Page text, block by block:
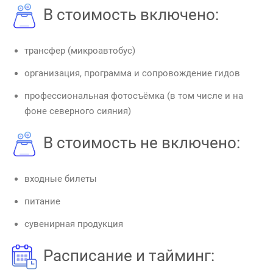
В стоимость включено:
трансфер (микроавтобус)
организация, программа и сопровождение гидов
профессиональная фотосъёмка (в том числе и на
фоне северного сияния)
В стоимость не включено:
входные билеты
питание
сувенирная продукция
Расписание и тайминг: